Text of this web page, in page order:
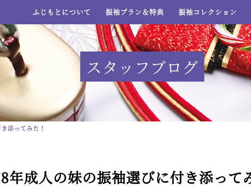
ふじもとについて 振袖プラン＆特典 振袖コレクション
スタッフブログ
添ってみた！
年成人の妹の振袖選びに付き添って